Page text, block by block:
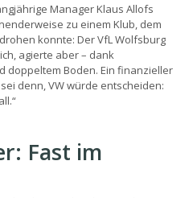
Manager Klaus Allofs
zu einem Klub, dem
konnte: Der VfL Wolfsburg
agierte aber – dank
doppeltem Boden. Ein finanzieller
denn, VW würde entscheiden:
Fast im